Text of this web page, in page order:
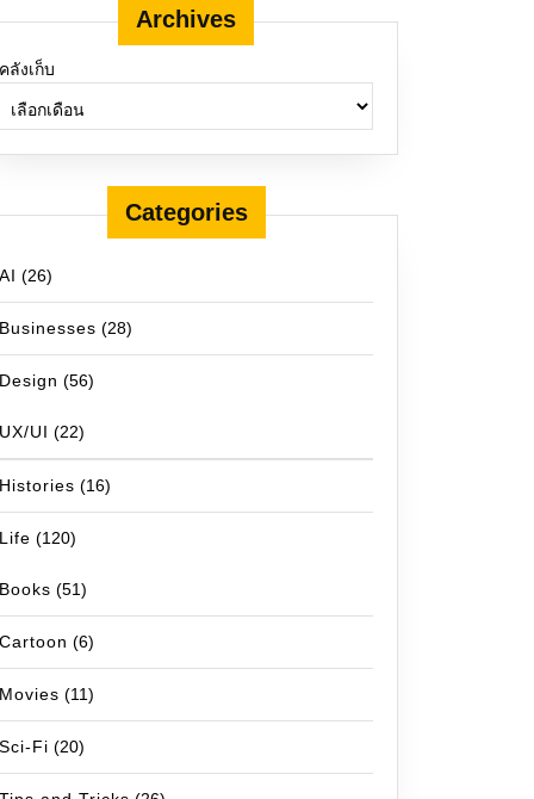
Archives
คลังเก็บ
Categories
AI (26)
Businesses (28)
Design (56)
UX/UI (22)
Histories (16)
Life (120)
Books (51)
Cartoon (6)
Movies (11)
Sci-Fi (20)